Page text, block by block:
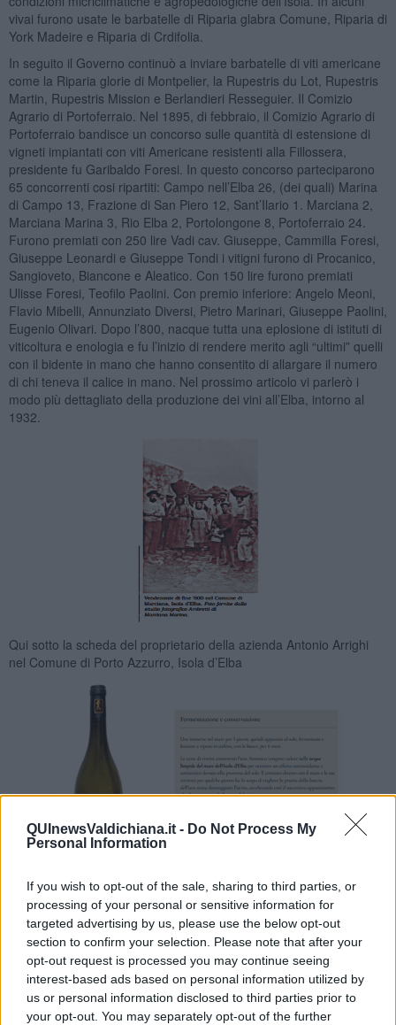
QUInewsValdichiana.it - Do Not Process My
Personal Information
If you wish to opt-out of the sale, sharing to third parties, or
processing of your personal or sensitive information for
targeted advertising by us, please use the below opt-out
section to confirm your selection. Please note that after your
opt-out request is processed you may continue seeing
interest-based ads based on personal information utilized by
us or personal information disclosed to third parties prior to
your opt-out. You may separately opt-out of the further
vivai furono usate le barbatelle di Riparia glabra Comune, Riparia di
York Madeire e Riparia di Crdifolia.
In seguito il Governo continuò a inviare barbatelle di viti americane
come la Riparia glorie di Montpelier, la Rupestris du Lot, Rupestris
Martin, Rupestris Mission e Berlandieri Resseguier. Il Comizio
Agrario di Portoferraio. Nel 1895, di febbraio, il Comizio Agrario di
Portoferraio bandisce un concorso sulle quantità di estensione di
vigneti impiantati con viti Americane resistenti alla Fillossera,
presidente fu Garibaldo Foresi. In questo concorso parteciparono
65 concorrenti cosi ripartiti: Campo nell’Elba 26, (dei quali) Marina
di Campo 13, Frazione di San Piero 12, Sant’Ilario 1. Marciana 2,
Marciana Marina 3, Rio Elba 2, Portolongone 8, Portoferraio 24.
Furono premiati con 250 lire Vadi cav. Giuseppe, Cammilla Foresi,
Giuseppe Leonardi e Giuseppe Tondi i vitigni furono di Procanico,
Sangioveto, Biancone e Aleatico. Con 150 lire furono premiati
Ulisse Foresi, Teofilo Paolini. Con premio inferiore: Angelo Meoni,
Flavio Mibelli, Annunziato Diversi, Pietro Marinari, Giuseppe Paolini,
Eugenio Olivari. Dopo l’800, nacque tutta una eplosione di istituti di
viticoltura e enologia e fu l’inizio di rendere merito agli “ultimi” quelli
con il bidente in mano che hanno consentito di allargare il numero
di chi teneva il calice in mano. Nel prossimo articolo vi parlerò i
modo più dettagliato della produzione dei vini all’Elba, intorno al
1932.
Qui sotto la scheda del proprietario della azienda Antonio Arrighi
nel Comune di Porto Azzurro, Isola d’Elba
Questo vino è chiamato, dal dizionario greco, con il sostantivo
NESOS, ingreco (νῆσος)che vuol dire in italiano (ISOLA). Vi
confesso che io non l’ho degustato perché è difficile trovarlo. Però è
meritevole di una pubblicazione attenendomi alle citazioni del
proprietario della azienda Antonio Arrighi. Nel contesto enologico
elbano è una assoluta novità. Nel prossimo articolo cercherò di
unirlo all’ antica storia enologica elbana.